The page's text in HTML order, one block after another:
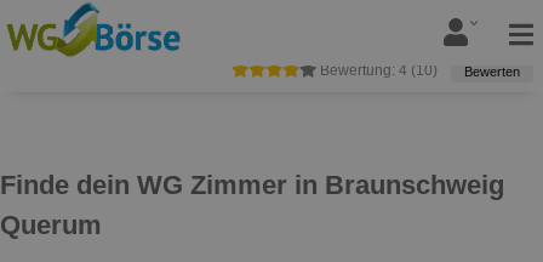
Finde dein WG Zimmer in Braunschweig
Querum
Bewertung: 4 (10 ) Bewerten